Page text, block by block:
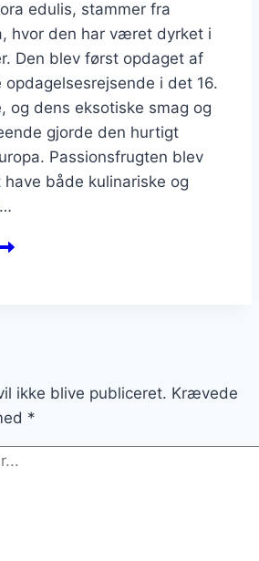
edulis, stammer fra
hvor den har været dyrket i
Den blev først opdaget af
i det 16.
og dens eksotiske smag og
gjorde den hurtigt
Passionsfrugten blev
både kulinariske og
ikke blive publiceret. Krævede
*